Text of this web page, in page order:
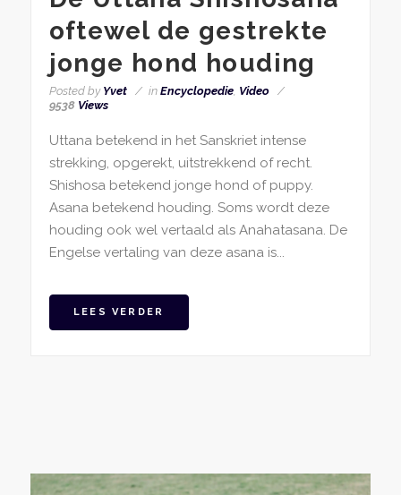
oftewel de gestrekte
jonge hond houding
Posted by Yvet in Encyclopedie, Video
9538Views
Uttana betekend in het Sanskriet intense
strekking, opgerekt, uitstrekkend of recht.
Shishosa betekend jonge hond of puppy.
Asana betekend houding. Soms wordt deze
houding ook wel vertaald als Anahatasana. De
Engelse vertaling van deze asana is...
LEES VERDER